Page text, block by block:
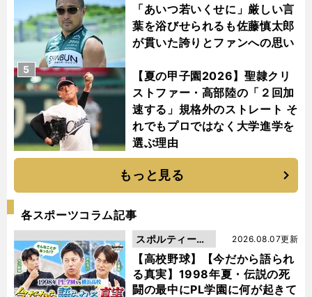
「あいつ若いくせに」厳しい言
葉を浴びせられるも佐藤慎太郎
が貫いた誇りとファンへの思い
【夏の甲子園2026】聖隷クリ
ストファー・高部陸の「２回加
速する」規格外のストレート そ
れでもプロではなく大学進学を
選ぶ理由
5
もっと見る
各スポーツコラム記事
【高校野球】【今だから語られ
る真実】1998年夏・伝説の死
闘の最中にPL学園に何が起きて
2026.08.07更新
スポルティーバ
動画